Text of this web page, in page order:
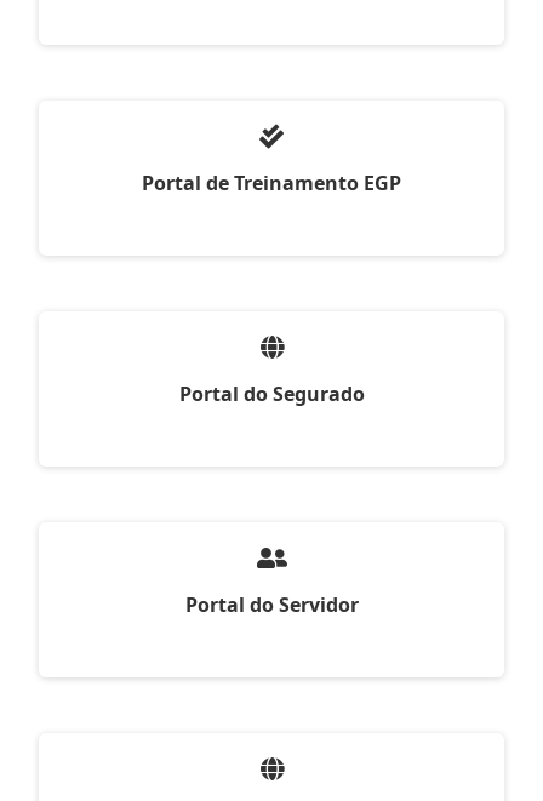
Portal de Treinamento EGP
Portal do Segurado
Portal do Servidor